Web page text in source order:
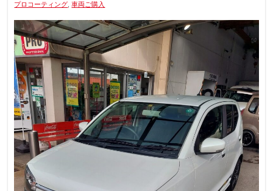
プロコーティング ,車両ご購入